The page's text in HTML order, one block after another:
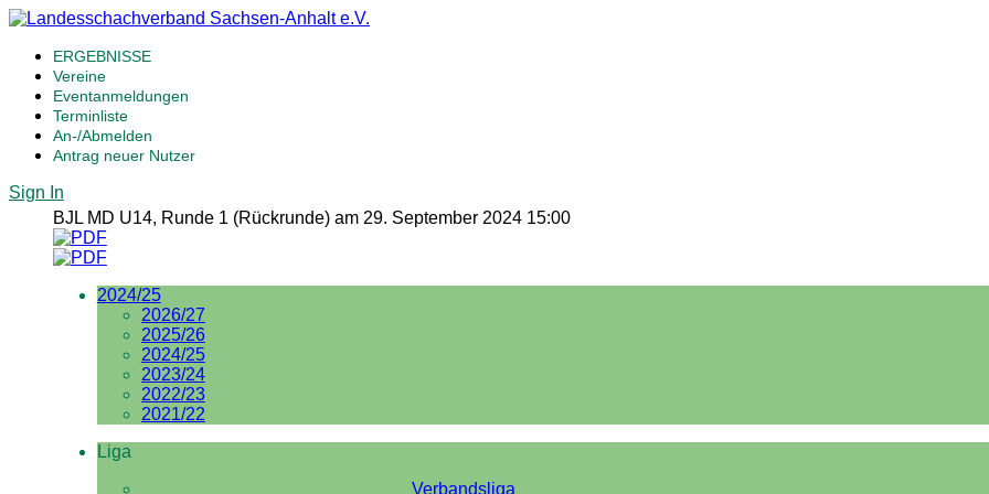
ERGEBNISSE
Vereine
Eventanmeldungen
Terminliste
An-/Abmelden
Antrag neuer Nutzer
Sign In
BJL MD U14, Runde 1 (Rückrunde) am 29. September 2024 15:00
2024/25
2026/27
2025/26
2024/25
2023/24
2022/23
2021/22
Liga
Verbandsliga